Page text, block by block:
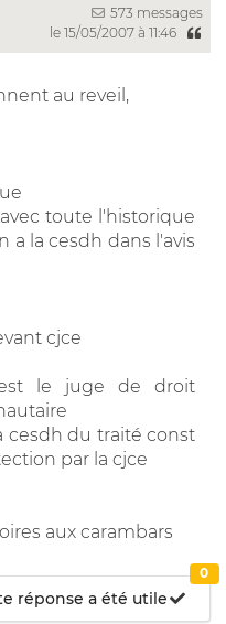
573 messages
le 15/05/2007 à 11:46
au reveil,
toute l'historique
a la cesdh dans l'avis
cjce
le juge de droit
cesdh du traité const
par la cjce
aux carambars
réponse a été utile
0